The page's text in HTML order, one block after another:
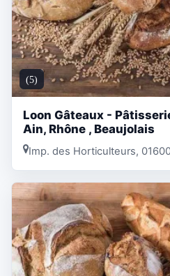
(5)
Loon Gâteaux -
Ain, Rhône , Beaujolais
Imp. des Horticulteurs,